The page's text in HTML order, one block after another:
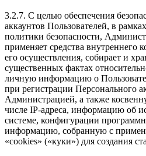
3.2.7. С целью обеспечения
аккаунтов Пользователей, в
политики безопасности,
применяет средства внутреннего
его осуществления, собирает и
существенных фактах
личную информацию о
при регистрации Персонального
Администрацией, а также
числе IP-адреса, информацию об
системе, конфигурации
информацию, собранную с
«cookies» («куки») для создания